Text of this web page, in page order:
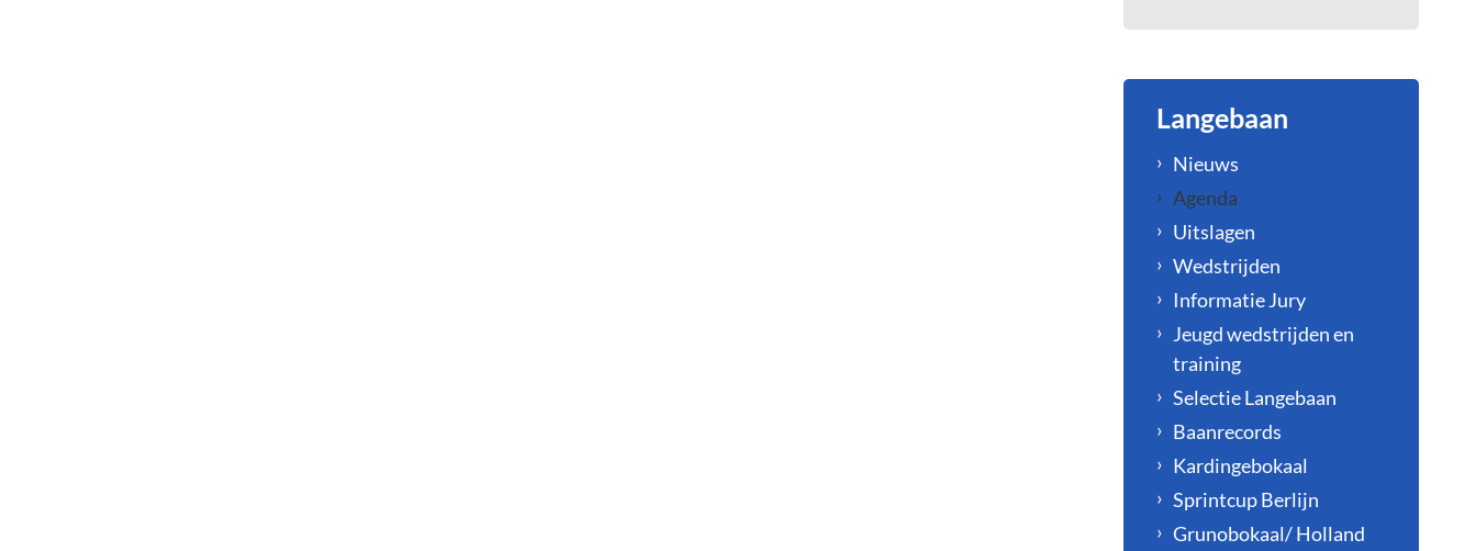
Langebaan
Nieuws
Agenda
Uitslagen
Wedstrijden
Informatie Jury
Jeugd wedstrijden en
training
Selectie Langebaan
Baanrecords
Kardingebokaal
Sprintcup Berlijn
Grunobokaal/ Holland